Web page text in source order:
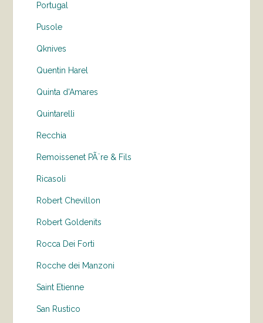
Portugal
Pusole
Qknives
Quentin Harel
Quinta d'Amares
Quintarelli
Recchia
Remoissenet PÃ¨re & Fils
Ricasoli
Robert Chevillon
Robert Goldenits
Rocca Dei Forti
Rocche dei Manzoni
Saint Etienne
San Rustico